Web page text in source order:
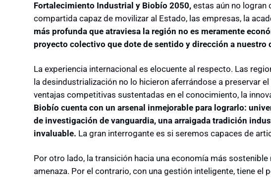
Fortalecimiento Industrial y Biobío 2050, estas aún no logran
compartida capaz de movilizar al Estado, las empresas, la
más profunda que atraviesa la región no es meramente
proyecto colectivo que dote de sentido y dirección a nuestro
La experiencia internacional es elocuente al respecto. Las
la desindustrialización no lo hicieron aferrándose a preservar
ventajas competitivas sustentadas en el conocimiento, la
Biobío cuenta con un arsenal inmejorable para lograrlo:
de investigación de vanguardia, una arraigada tradición
invaluable. La gran interrogante es si seremos capaces de
Por otro lado, la transición hacia una economía más
amenaza. Por el contrario, con una gestión inteligente, tiene el